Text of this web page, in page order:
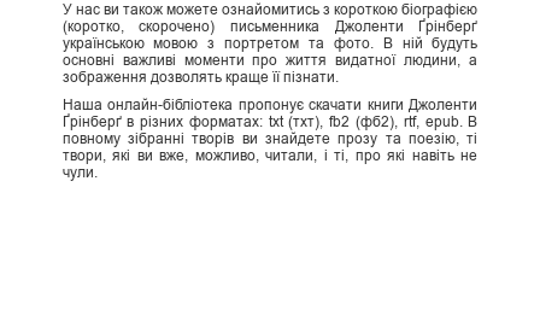
У нас ви також можете ознайомитись з короткою біографією
(коротко, скорочено) письменника Джоленти Ґрінберґ
українською мовою з портретом та фото. В ній будуть
основні важливі моменти про життя видатної людини, а
зображення дозволять краще її пізнати.
Наша онлайн-бібліотека пропонує скачати книги Джоленти
Ґрінберґ в різних форматах: txt (тхт), fb2 (фб2), rtf, epub. В
повному зібранні творів ви знайдете прозу та поезію, ті
твори, які ви вже, можливо, читали, і ті, про які навіть не
чули.